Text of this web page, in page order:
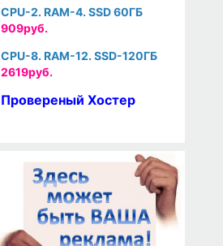
CPU-2. RAM-4. SSD 60ГБ
909руб.
CPU-8. RAM-12. SSD-120ГБ
2619руб.
Провереный Хостер